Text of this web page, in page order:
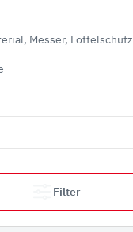
Messer, Löffelschutz
Filter